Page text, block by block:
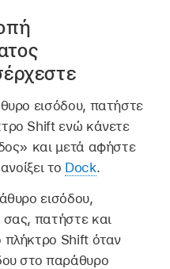
εισόδου, πατήστε
Shift ενώ κάνετε
και μετά αφήστε
το Dock.
εισόδου,
σας, πατήστε και
πλήκτρο Shift όταν
στο παράθυρο